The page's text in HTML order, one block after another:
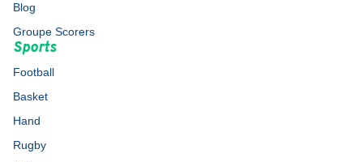
Blog
Groupe Scorers
Sports
Football
Basket
Hand
Rugby